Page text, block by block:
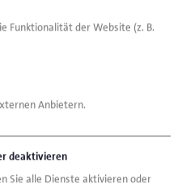
wählen Sie
Anzahl an Freikarten
beim Besuch der
Funktionalität der Website (z. B.
Anbietern.
deaktivieren
Sie alle Dienste aktivieren oder